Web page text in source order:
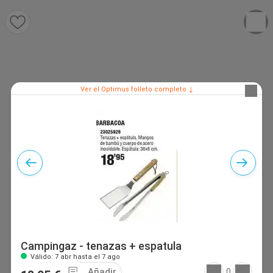
Ver el Optimus folleto completo ↓
Campingaz - tenazas + espatula
Válido: 7 abr hasta el 7 ago